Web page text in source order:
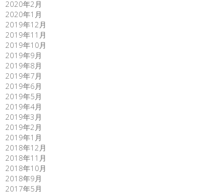
2020年2月
2020年1月
2019年12月
2019年11月
2019年10月
2019年9月
2019年8月
2019年7月
2019年6月
2019年5月
2019年4月
2019年3月
2019年2月
2019年1月
2018年12月
2018年11月
2018年10月
2018年9月
2017年5月